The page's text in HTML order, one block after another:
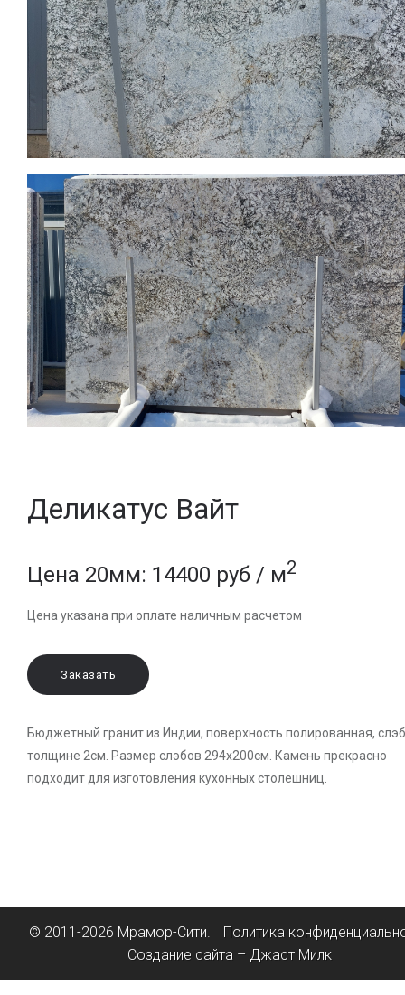
Деликатус Вайт
Цена 20мм: 14400 руб / м2
Цена указана при оплате наличным расчетом
Заказать
Бюджетный гранит из Индии, поверхность полированная,
толщине 2см. Размер слэбов 294х200см. Камень прекрасно
подходит для изготовления кухонных столешниц.
© 2011-2026 Мрамор-Сити.
Политика
Создание сайта – Джаст Милк